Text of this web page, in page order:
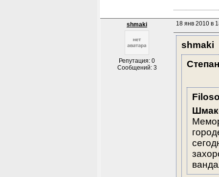
shmaki
Репутация: 0
Сообщений: 3
18 янв 2010 в
shmaki